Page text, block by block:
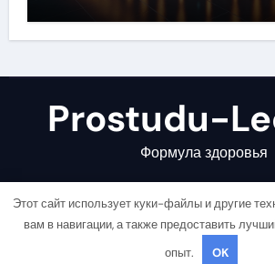
Prostudu-
Формула здоровья
Copyright © All rights reserved |
Этот сайт использует куки-файлы и другие
вам в навигации, а также предоставить
опыт.
OK